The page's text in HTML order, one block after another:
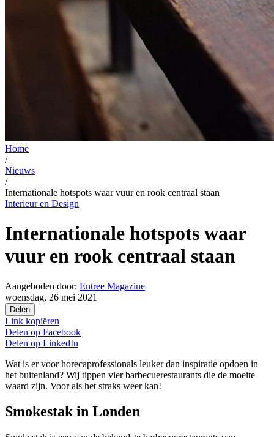
Home
/
Nieuws
/
Internationale hotspots waar vuur en rook centraal staan
Interieur en Design
Internationale hotspots waar
vuur en rook centraal staan
Aangeboden door: Entree Magazine
woensdag, 26 mei 2021
Delen
Link kopiëren
Delen op Facebook
Delen op LinkedIn
Wat is er voor horecaprofessionals leuker dan inspiratie opdoen in
het buitenland? Wij tippen vier barbecuerestaurants die de moeite
waard zijn. Voor als het straks weer kan!
Smokestak in Londen